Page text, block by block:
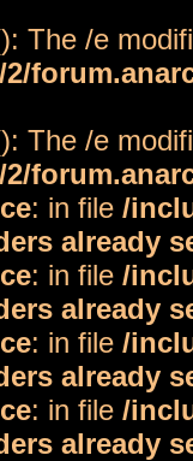
The /e
The /e
: in file /
already
: in file /
already
: in file /
already
: in file /
already